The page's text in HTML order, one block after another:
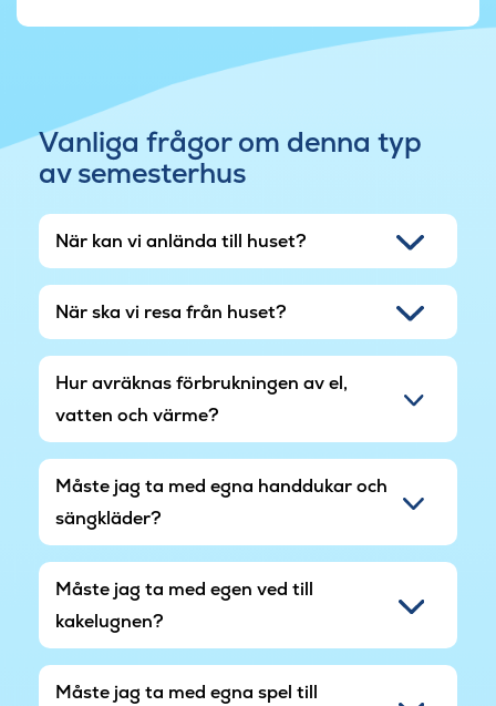
Vanliga frågor om denna typ
av semesterhus
När kan vi anlända till huset?
När ska vi resa från huset?
Hur avräknas förbrukningen av el,
vatten och värme?
Måste jag ta med egna handdukar och
sängkläder?
Måste jag ta med egen ved till
kakelugnen?
Måste jag ta med egna spel till